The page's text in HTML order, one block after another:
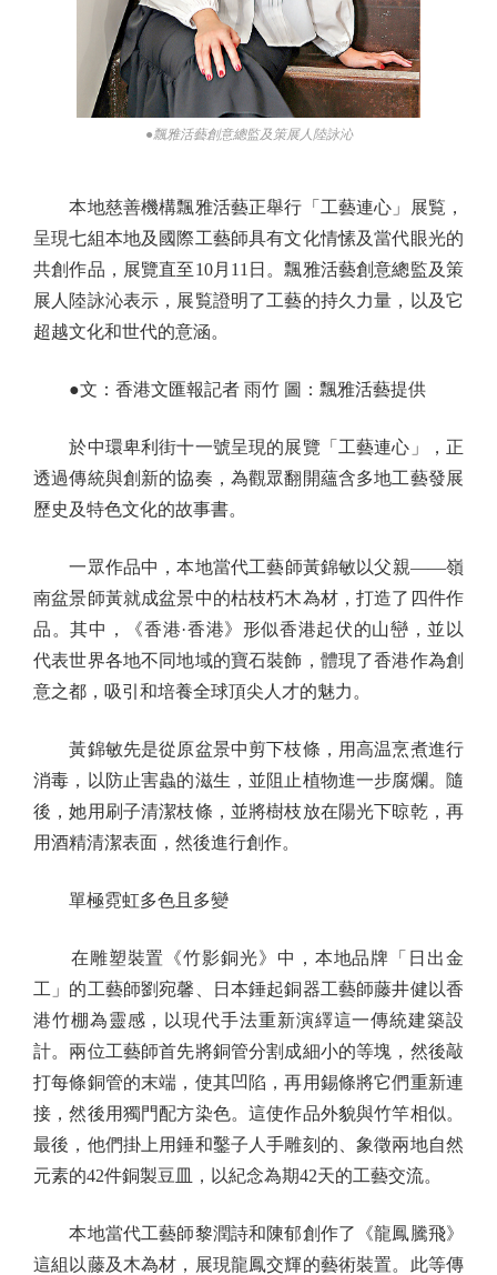
●飄雅活藝創意總監及策展人陸詠沁
本地慈善機構飄雅活藝正舉行「工藝連心」展覧，
呈現七組本地及國際工藝師具有文化情愫及當代眼光的
共創作品，展覽直至10月11日。飄雅活藝創意總監及策
展人陸詠沁表示，展覧證明了工藝的持久力量，以及它
超越文化和世代的意涵。
●文：香港文匯報記者 雨竹 圖：飄雅活藝提供
於中環卑利街十一號呈現的展覽「工藝連心」，正
透過傳統與創新的協奏，為觀眾翻開蘊含多地工藝發展
歷史及特色文化的故事書。
一眾作品中，本地當代工藝師黃錦敏以父親——嶺
南盆景師黃就成盆景中的枯枝朽木為材，打造了四件作
品。其中，《香港·香港》形似香港起伏的山巒，並以
代表世界各地不同地域的寶石裝飾，體現了香港作為創
意之都，吸引和培養全球頂尖人才的魅力。
黃錦敏先是從原盆景中剪下枝條，用高温烹煮進行
消毒，以防止害蟲的滋生，並阻止植物進一步腐爛。隨
後，她用刷子清潔枝條，並將樹枝放在陽光下晾乾，再
用酒精清潔表面，然後進行創作。
單極霓虹多色且多變
在雕塑裝置《竹影銅光》中，本地品牌「日出金
工」的工藝師劉宛馨、日本錘起銅器工藝師藤井健以香
港竹棚為靈感，以現代手法重新演繹這一傳統建築設
計。兩位工藝師首先將銅管分割成細小的等塊，然後敲
打每條銅管的末端，使其凹陷，再用錫條將它們重新連
接，然後用獨門配方染色。這使作品外貌與竹竿相似。
最後，他們掛上用錘和鑿子人手雕刻的、象徵兩地自然
元素的42件銅製豆皿，以紀念為期42天的工藝交流。
本地當代工藝師黎潤詩和陳郁創作了《龍鳳騰飛》
這組以藤及木為材，展現龍鳳交輝的藝術裝置。此等傳